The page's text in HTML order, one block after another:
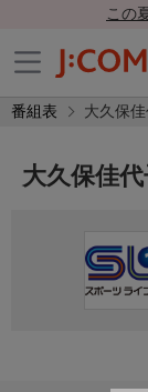
この
番組表 大久保
大久保佳